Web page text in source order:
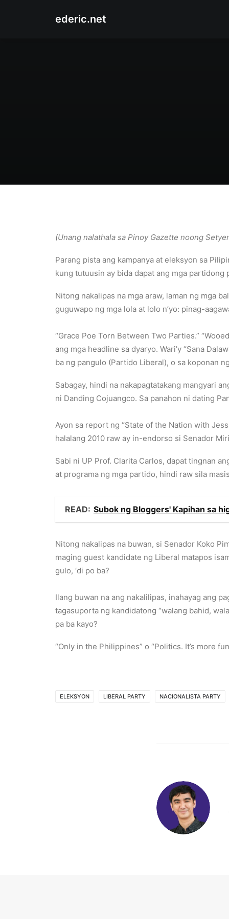
ederic.net
(Unang nalathala sa Pinoy Gazette noong
Parang pista ang kampanya at eleksyon sa
kung tutuusin ay bida dapat ang mga
Nitong nakalipas na mga araw, laman ng mga
guguwapo ng mga lola at lolo n’yo: pinag-
“Grace Poe Torn Between Two Parties.”
ang mga headline sa dyaryo. Wari’y “Sana
ba ng pangulo (Partido Liberal), o sa koponan
Sabagay, hindi na nakapagtatakang mangyari
ni Danding Cojuangco. Sa panahon ni dating
Ayon sa report ng “State of the Nation with
halalang 2010 raw ay in-endorso si Senador
Sabi ni UP Prof. Clarita Carlos, dapat tingnan
at programa ng mga partido, hindi raw sila
READ: Subok ng Bloggers' Kapihan sa
Nitong nakalipas na buwan, si Senador Koko
maging guest kandidate ng Liberal matapos
gulo, ‘di po ba?
Ilang buwan na ang nakalilipas, inahayag ang
tagasuporta ng kandidatong “walang bahid,
pa ba kayo?
“Only in the Philippines” o “Politics. It’s more
ELEKSYON LIBERAL PARTY NACIONALISTA PARTY